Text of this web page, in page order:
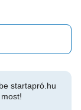
startapró.hu